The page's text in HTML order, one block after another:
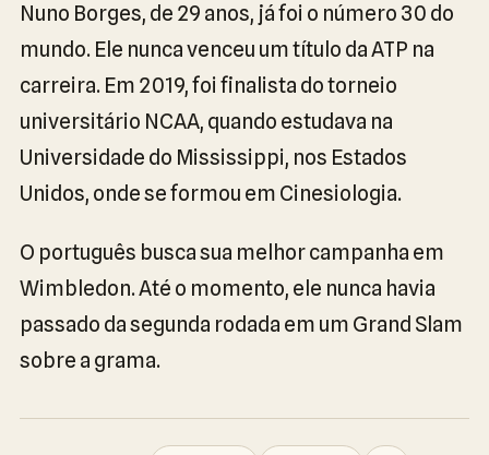
Nuno Borges, de 29 anos, já foi o número 30 do
mundo. Ele nunca venceu um título da ATP na
carreira. Em 2019, foi finalista do torneio
universitário NCAA, quando estudava na
Universidade do Mississippi, nos Estados
Unidos, onde se formou em Cinesiologia.
O português busca sua melhor campanha em
Wimbledon. Até o momento, ele nunca havia
passado da segunda rodada em um Grand Slam
sobre a grama.